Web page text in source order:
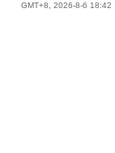
GMT+8, 2026-8-6 18:42